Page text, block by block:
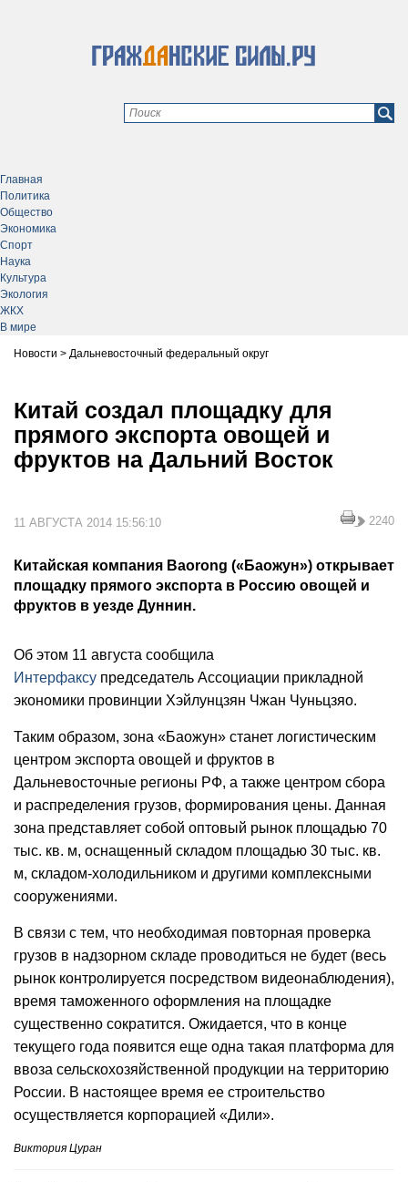
Главная
Политика
Общество
Экономика
Спорт
Наука
Культура
Экология
ЖКХ
В мире
Новости > Дальневосточный федеральный округ
Китай создал площадку для
прямого экспорта овощей и
фруктов на Дальний Восток
11 АВГУСТА 2014 15:56:10 2240
Китайская компания Baorong («Баожун») открывает
площадку прямого экспорта в Россию овощей и
фруктов в уезде Дуннин.
Об этом 11 августа сообщила
Интерфаксу председатель Ассоциации прикладной
экономики провинции Хэйлунцзян Чжан Чуньцзяо.
Таким образом, зона «Баожун» станет логистическим
центром экспорта овощей и фруктов в
Дальневосточные регионы РФ, а также центром сбора
и распределения грузов, формирования цены. Данная
зона представляет собой оптовый рынок площадью 70
тыс. кв. м, оснащенный складом площадью 30 тыс. кв.
м, складом-холодильником и другими комплексными
сооружениями.
В связи с тем, что необходимая повторная проверка
грузов в надзорном складе проводиться не будет (весь
рынок контролируется посредством видеонаблюдения),
время таможенного оформления на площадке
существенно сократится. Ожидается, что в конце
текущего года появится еще одна такая платформа для
ввоза сельскохозяйственной продукции на территорию
России. В настоящее время ее строительство
осуществляется корпорацией «Дили».
Виктория Цуран